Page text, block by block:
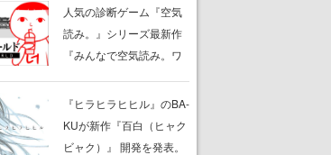
人気の診断ゲーム『空気
読み。』シリーズ最新作
『みんなで空気読み。ワ
が決定。“爆弾酒”や“軍隊
サッカー”など、ディープ
なあるあるが飛び出す
『ヒラヒラヒヒル』のBA-
KUが新作『百白（ヒャク
ビャク）』 開発を発表。